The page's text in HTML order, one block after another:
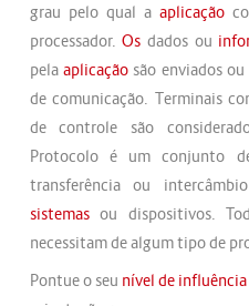
grau pelo qual a aplicação
processador.Os dados ou
pela aplicaçãosão enviados ou
de comunicação. Terminais
de controle são
Protocolo é um conjunto
transferência ou
sistemasou dispositivos.
necessitam de algum tipo de
Pontue o seu nível de influência